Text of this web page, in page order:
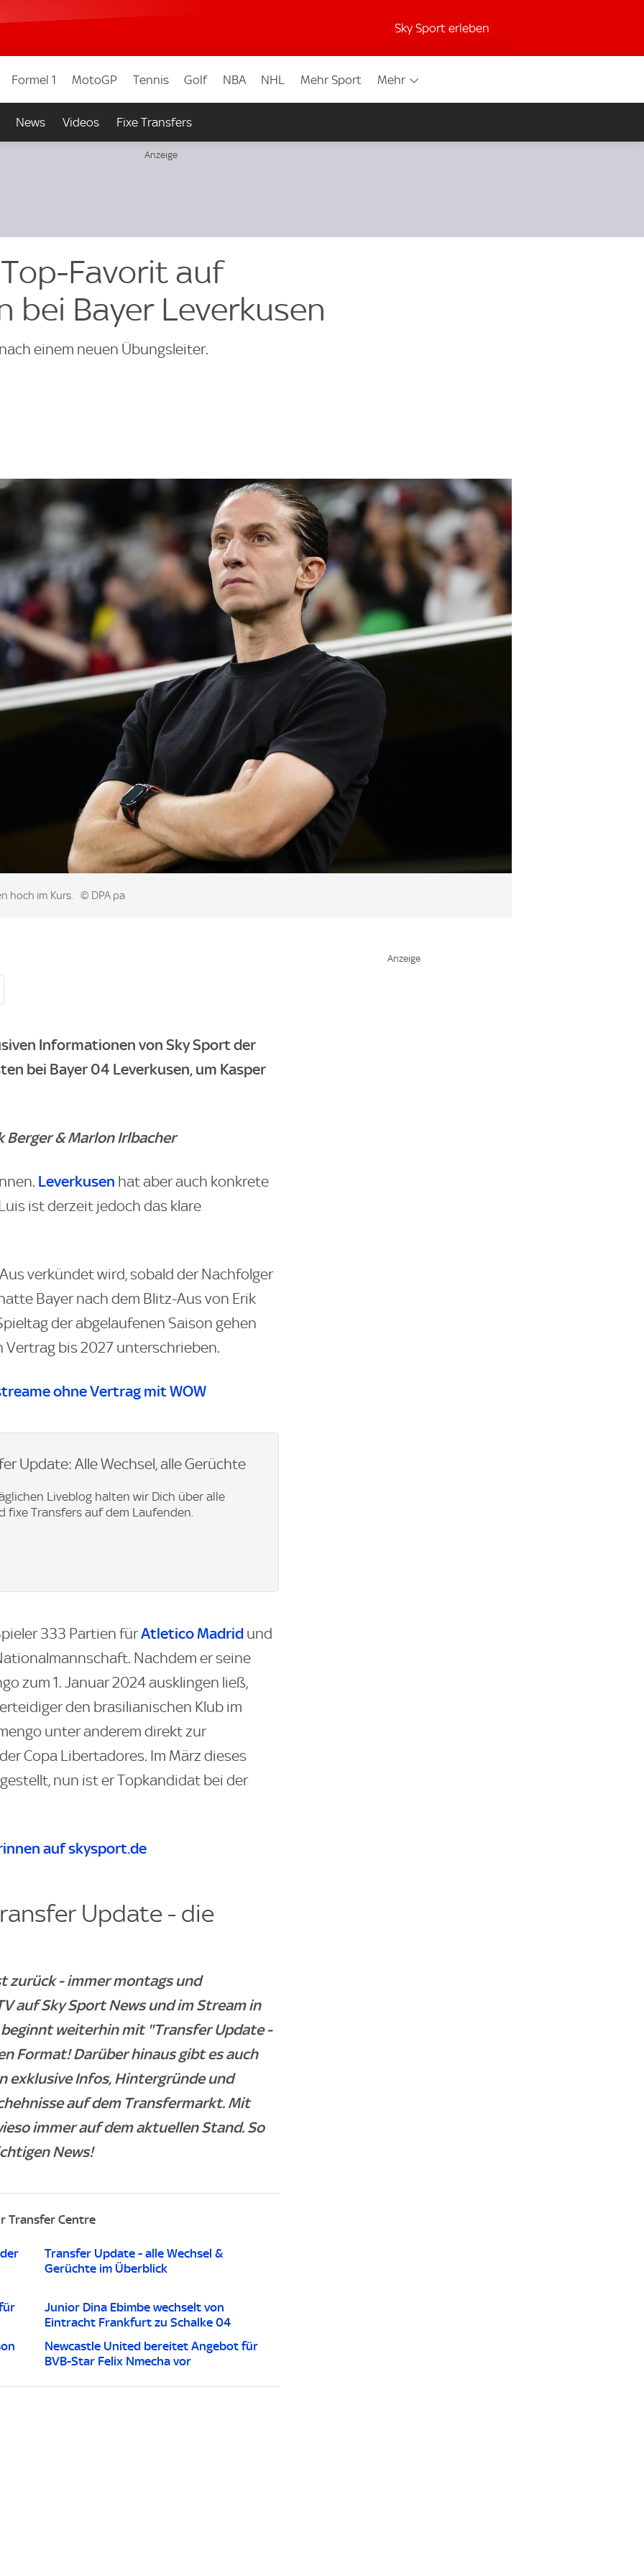
Sky Sport erleben
Formel 1 MotoGP Tennis Golf NBA NHL Mehr Sport Mehr
News Videos Fixe Transfers
Favorit auf
bei Bayer Leverkusen
einem neuen Übungsleiter.
hoch im Kurs. © DPA pa
Informationen von Sky Sport der
bei Bayer 04 Leverkusen, um Kasper
Berger & Marlon Irlbacher
Leverkusen hat aber auch konkrete
ist derzeit jedoch das klare
verkündet wird, sobald der Nachfolger
Bayer nach dem Blitz-Aus von Erik
der abgelaufenen Saison gehen
bis 2027 unterschrieben.
ohne Vertrag mit WOW
Update: Alle Wechsel, alle Gerüchte
Liveblog halten wir Dich über alle
fixe Transfers auf dem Laufenden.
333 Partien fürAtletico Madrid und
Nachdem er seine
zum 1. Januar 2024 ausklingen ließ,
den brasilianischen Klub im
unter anderem direkt zur
Copa Libertadores. Im März dieses
nun ist er Topkandidat bei der
auf skysport.de
Update - die
zurück - immer montags und
auf Sky Sport News und im Stream in
beginnt weiterhin mit "Transfer Update -
Format! Darüber hinaus gibt es auch
exklusive Infos, Hintergründe und
auf dem Transfermarkt. Mit
immer auf dem aktuellen Stand. So
News!
Transfer Centre
Transfer Update - alle Wechsel &
Gerüchte im Überblick
Junior Dina Ebimbe wechselt von
Eintracht Frankfurt zu Schalke 04
Newcastle United bereitet Angebot für
BVB-Star Felix Nmecha vor